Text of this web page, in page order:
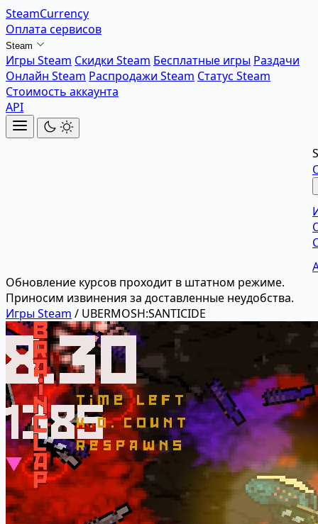
SteamCurrency
Оплата сервисов
Steam
Игры Steam Скидки Steam Бесплатные игры Раздачи
Онлайн Steam Распродажи Steam Статус Steam
Стоимость аккаунта
API
Обновление курсов проходит в штатном режиме.
Приносим извинения за доставленные неудобства.
Игры Steam / UBERMOSH:SANTICIDE